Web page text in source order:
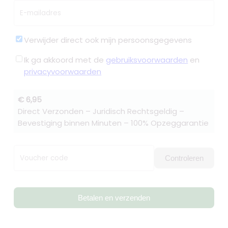
E-mailadres
Verwijder direct ook mijn persoonsgegevens
Ik ga akkoord met de gebruiksvoorwaarden en
privacyvoorwaarden
€ 6,95
Direct Verzonden – Juridisch Rechtsgeldig –
Bevestiging binnen Minuten – 100% Opzeggarantie
Voucher code Controleren
Betalen en verzenden